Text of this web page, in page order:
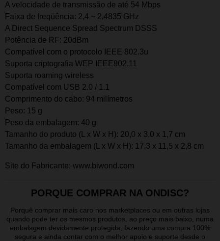
A velocidade de transmissão de até 54 Mbps
Faixa de freqüência: 2,4 ~ 2,4835 GHz
A Direct Sequence Spread Spectrum DSSS
Potência de RF: 20dBm
Compatível com o protocolo IEEE 802.3u
Suporta criptografia WEP IEEE802.11
Suporta roaming wireless
Compatível com USB 2.0 / 1.1
Comprimento do cabo: 94 milímetros
Peso: 15 g
Peso da embalagem: 40 g
Tamanho do produto (L x W x H): 20,0 x 3,0 x 1,7 cm
Tamanho da embalagem (L x W x H): 17,3 x 11,5 x 2,8 cm
Site do Fabricante: www.biwond.com
PORQUE COMPRAR NA ONDISC?
Porquê comprar mais caro nos marketplaces ou em outras lojas
quando pode ter os mesmos produtos, ao preço mais baixo, numa
embalagem devidamente protegida, fazendo uma compra 100%
segura e ainda contar com o melhor apoio e suporte desde o